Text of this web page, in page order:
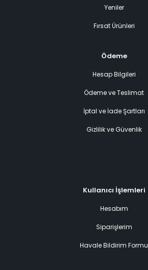
Yeniler
Fırsat Ürünleri
Ödeme
Hesap Bilgileri
Ödeme ve Teslimat
İptal ve İade Şartları
Gizlilik ve Güvenlik
Kullanıcı İşlemleri
Hesabım
Siparişlerim
Havale Bildirim Formu